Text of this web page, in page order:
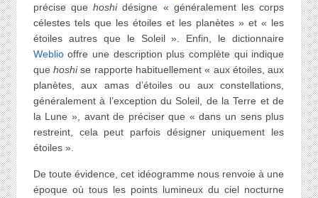
précise quehoshidésigne « généralement les corps
célestes tels que les étoiles et les planètes » et « les
étoiles autres que le Soleil ». Enfin, le dictionnaire
Webliooffre une description plus complète qui indique
quehoshise rapporte habituellement « aux étoiles, aux
planètes, aux amas d’étoiles ou aux constellations,
généralement à l’exception du Soleil, de la Terre et de
la Lune », avant de préciser que « dans un sens plus
restreint, cela peut parfois désigner uniquement les
étoiles ».
De toute évidence, cet idéogramme nous renvoie à une
époque où tous les points lumineux du ciel nocturne